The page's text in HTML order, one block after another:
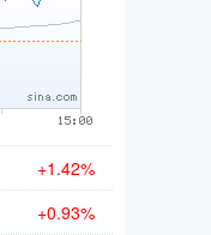
+1.42%
+0.93%